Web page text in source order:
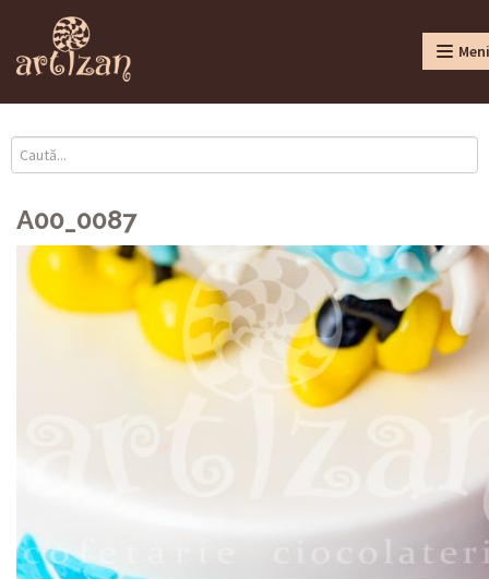
A00_0087